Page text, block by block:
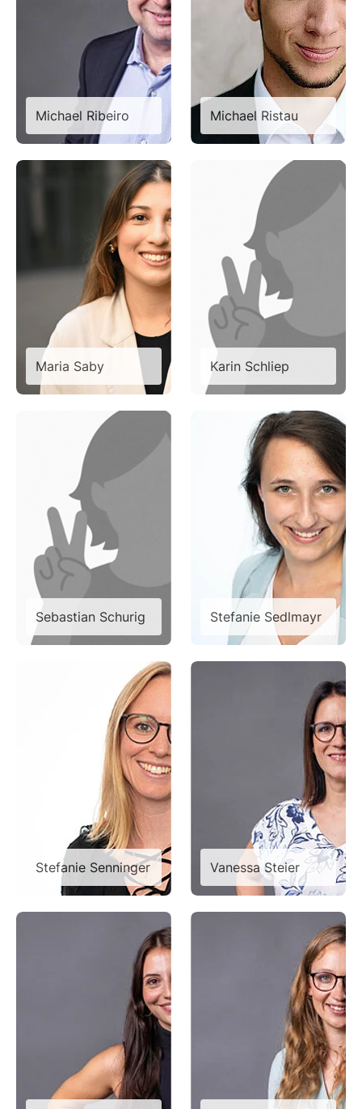
Michael Ribeiro Michael Ristau
Maria Saby Karin Schliep
Sebastian Schurig Stefanie Sedlmayr
Stefanie Senninger Vanessa Steier